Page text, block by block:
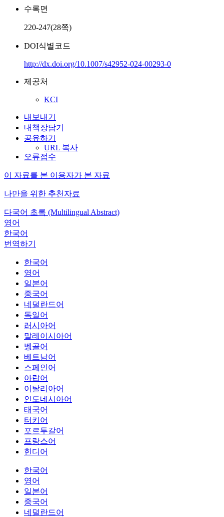
수록면
220-247(28쪽)
DOI식별코드
http://dx.doi.org/10.1007/s42952-024-00293-0
제공처
KCI
내보내기
내책장담기
공유하기
URL 복사
오류접수
이 자료를 본 이용자가 본 자료
나만을 위한 추천자료
다국어 초록 (Multilingual Abstract)
영어
한국어
번역하기
한국어
영어
일본어
중국어
네덜란드어
독일어
러시아어
말레이시아어
벵골어
베트남어
스페인어
아랍어
이탈리아어
인도네시아어
태국어
터키어
포르투갈어
프랑스어
힌디어
한국어
영어
일본어
중국어
네덜란드어